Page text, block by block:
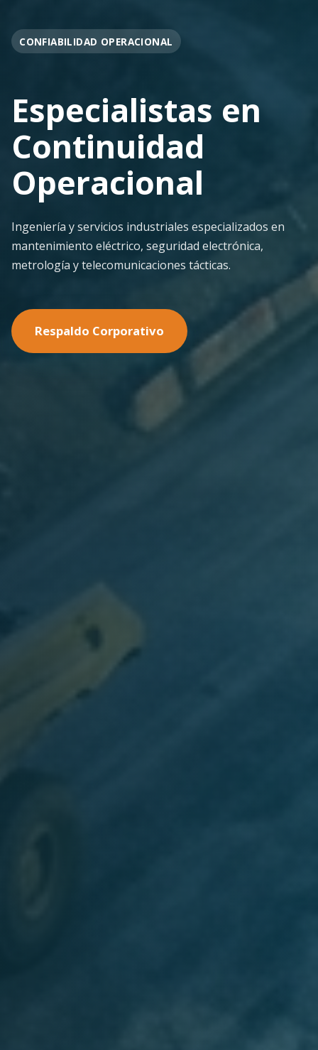
OPERACIÓN EN FAENA
Soporte
Operacional
Continuo
Despliegue ágil en terreno con los más altos
estándares de seguridad y calidad técnica para la
minería pesada.
Nuestras Soluciones